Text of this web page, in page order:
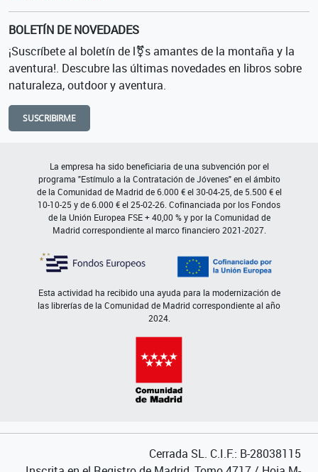
BOLETÍN DE NOVEDADES
¡Suscríbete al boletín de l⚧s amantes de la montaña y la
aventura!. Descubre las últimas novedades en libros sobre
naturaleza, outdoor y aventura.
SUSCRIBIRME
La empresa ha sido beneficiaria de una subvención por el
programa "Estímulo a la Contratación de Jóvenes" en el ámbito
de la Comunidad de Madrid de 6.000 € el 30-04-25, de 5.500 € el
10-10-25 y de 6.000 € el 25-02-26. Cofinanciada por los Fondos
de la Unión Europea FSE + 40,00 % y por la Comunidad de
Madrid correspondiente al marco financiero 2021-2027.
Esta actividad ha recibido una ayuda para la modernización de
las librerías de la Comunidad de Madrid correspondiente al año
2024.
Cerrada SL. C.I.F.: B-28038115